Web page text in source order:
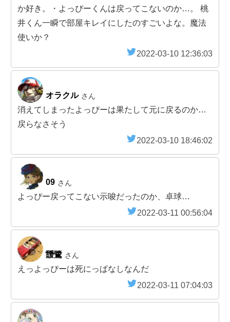
か好き。・よっぴーくんは戻ってこないのか…。 桃
井くん一瞬で部屋キレイにしたのすごいよな。魔法
使いか？
2022-03-10 12:36:03
オラクル さん
消えてしまったよっぴーは果たして元に戻るのか…
戻らなさそう
2022-03-10 18:46:02
09 さん
よっぴー戻ってこない示唆だったのか、卓球…
2022-03-11 00:56:04
靉鷺 さん
えっよっぴーは死にっぱなしなんだ
2022-03-11 07:04:03